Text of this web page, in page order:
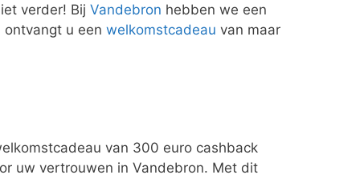
verder! Bij Vandebron hebben we een
u een welkomstcadeau van maar
van 300 euro cashback
uw vertrouwen in Vandebron. Met dit